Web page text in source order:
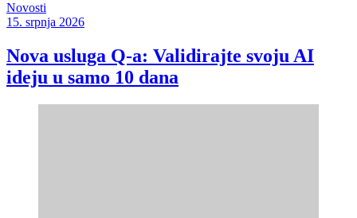
Novosti
15. srpnja 2026
Nova usluga Q-a: Validirajte svoju AI
ideju u samo 10 dana